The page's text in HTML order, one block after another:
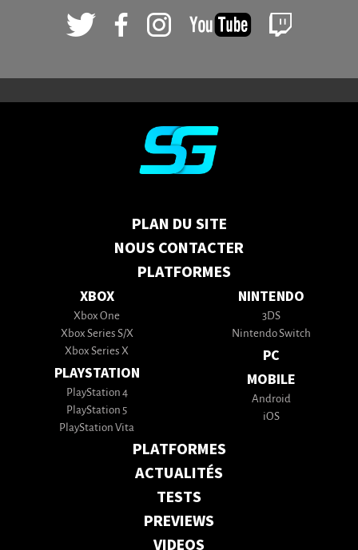
PLAN DU SITE
NOUS CONTACTER
PLATFORMES
XBOX
Xbox One
Xbox Series S/X
Xbox Series X
PLAYSTATION
PlayStation 4
PlayStation 5
PlayStation Vita
NINTENDO
3DS
Nintendo Switch
PC
MOBILE
Android
iOS
PLATFORMES
ACTUALITÉS
TESTS
PREVIEWS
VIDEOS